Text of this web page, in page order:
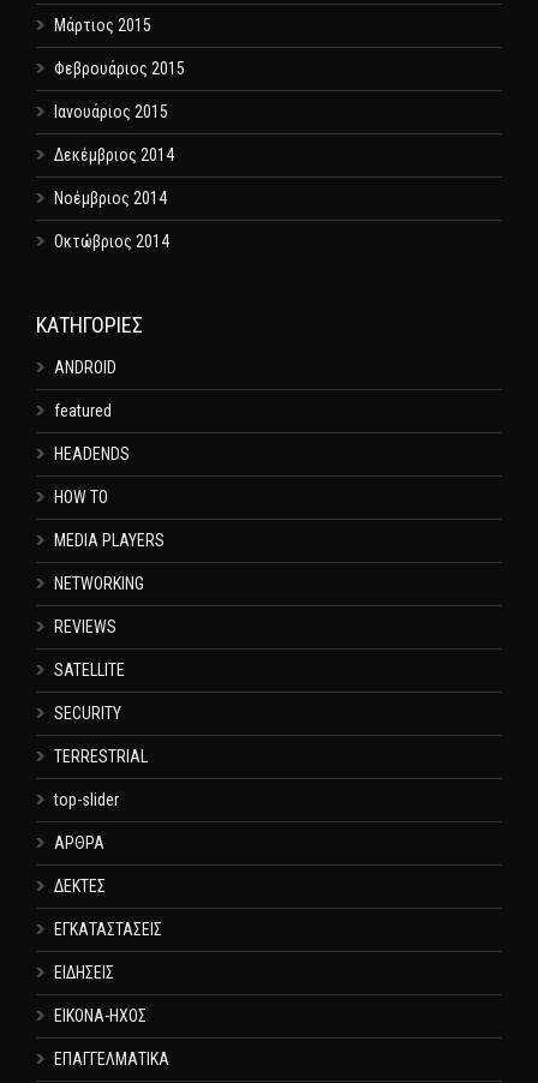
Μάρτιος 2015
Φεβρουάριος 2015
Ιανουάριος 2015
Δεκέμβριος 2014
Νοέμβριος 2014
Οκτώβριος 2014
KΑΤΗΓΟΡΊΕΣ
ANDROID
featured
HEADENDS
HOW TO
MEDIA PLAYERS
NETWORKING
REVIEWS
SATELLITE
SECURITY
TERRESTRIAL
top-slider
ΑΡΘΡΑ
ΔΕΚΤΕΣ
ΕΓΚΑΤΑΣΤΑΣΕΙΣ
ΕΙΔΗΣΕΙΣ
ΕΙΚΟΝΑ-ΗΧΟΣ
ΕΠΑΓΓΕΛΜΑΤΙΚΑ